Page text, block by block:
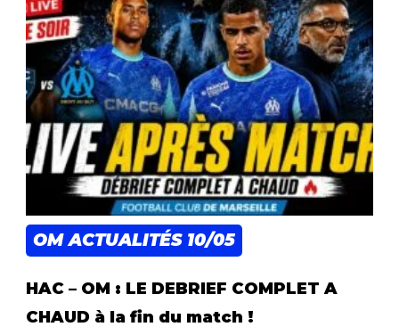
OM ACTUALITÉS10/05
HAC – OM : LE DEBRIEF COMPLET A
CHAUD à la fin du match !